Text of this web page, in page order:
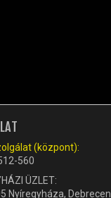
(központ):
560
ÜZLET:
Nyíregyháza,